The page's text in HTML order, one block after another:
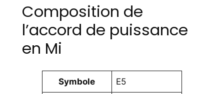
Composition de
l’accord de puissance
en Mi
Symbole E5